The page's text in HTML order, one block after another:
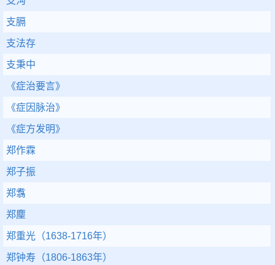
支膈
支法存
支秉中
《症治要言》
《症因脉治》
《症方发明》
郑作霖
郑子振
郑翥
郑麈
郑重光（1638-1716年）
郑钟寿（1806-1863年）